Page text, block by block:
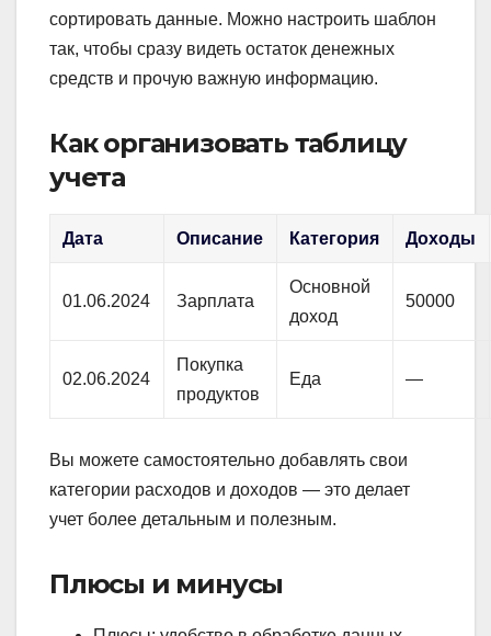
сортировать данные. Можно настроить шаблон
так, чтобы сразу видеть остаток денежных
средств и прочую важную информацию.
Как организовать таблицу
учета
Дата Описание Категория Доходы
01.06.2024 Зарплата
Основной
доход
50000
02.06.2024
Покупка
продуктов
Еда —
Вы можете самостоятельно добавлять свои
категории расходов и доходов — это делает
учет более детальным и полезным.
Плюсы и минусы